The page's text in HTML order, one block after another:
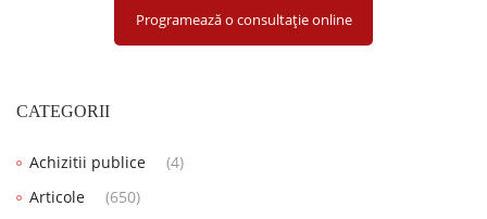
Programează o consultație online
CATEGORII
Achizitii publice
(4)
Articole
(650)